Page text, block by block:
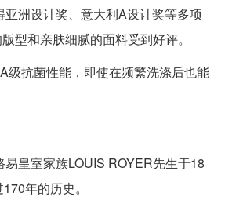
洲设计奖、意大利A设计奖等多项
型和亲肤细腻的面料受到好评。
级抗菌性能，即使在频繁洗涤后也能
皇室家族LOUIS ROYER先生于18
年的历史。